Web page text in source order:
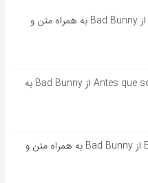
آهنگ اسپانیایی Andrea از Bad Bunny به همراه متن و
آهنگ اسپانیایی Antes que se acabe از Bad Bunny به
آهنگ اسپانیایی BOKeTE از Bad Bunny به همراه متن و